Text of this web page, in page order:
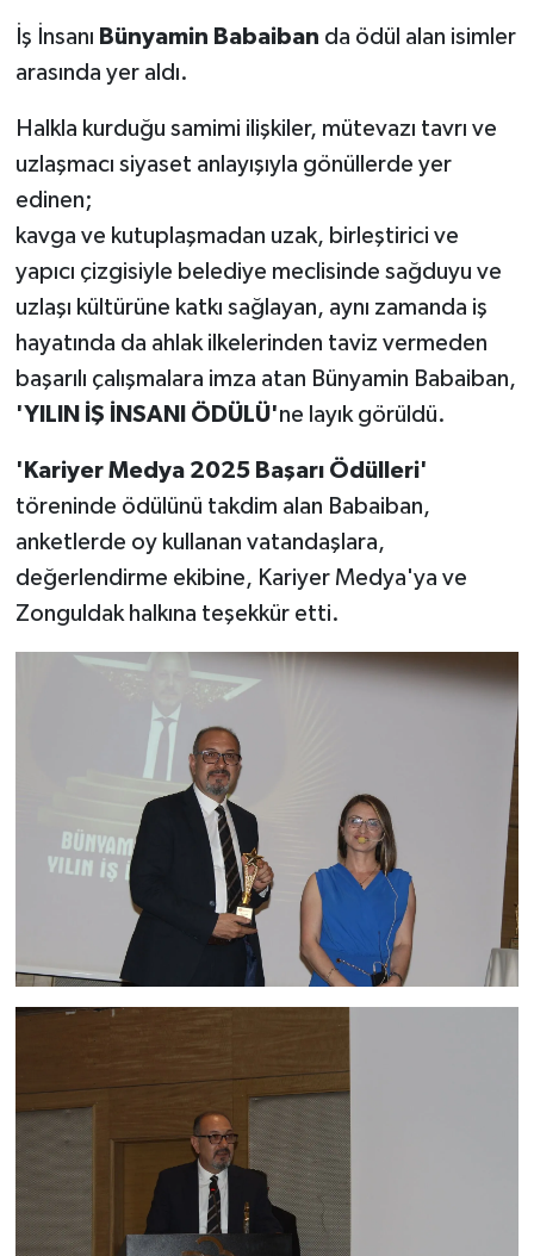
İş İnsanı Bünyamin Babaiban da ödül alan isimler
arasında yer aldı.
Halkla kurduğu samimi ilişkiler, mütevazı tavrı ve
uzlaşmacı siyaset anlayışıyla gönüllerde yer
edinen;
kavga ve kutuplaşmadan uzak, birleştirici ve
yapıcı çizgisiyle belediye meclisinde sağduyu ve
uzlaşı kültürüne katkı sağlayan, aynı zamanda iş
hayatında da ahlak ilkelerinden taviz vermeden
başarılı çalışmalara imza atan Bünyamin Babaiban,
'YILIN İŞ İNSANI ÖDÜLÜ'ne layık görüldü.
'Kariyer Medya 2025 Başarı Ödülleri'
töreninde ödülünü takdim alan Babaiban,
anketlerde oy kullanan vatandaşlara,
değerlendirme ekibine, Kariyer Medya'ya ve
Zonguldak halkına teşekkür etti.